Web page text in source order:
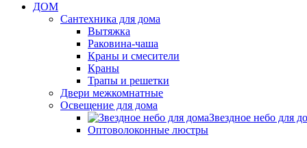
ДОМ
Сантехника для дома
Вытяжка
Раковина-чаша
Краны и смесители
Краны
Трапы и решетки
Двери межкомнатные
Освещение для дома
Звездное небо для
Оптоволоконные люстры